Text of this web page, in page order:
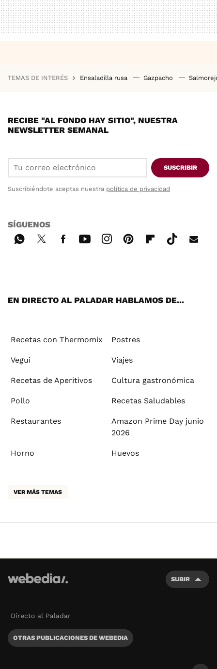
TEMAS DE INTERÉS Ensaladilla rusa Gazpacho
RECIBE "AL FONDO HAY SITIO", NUESTRA
NEWSLETTER SEMANAL
SUSCRIBIR
Suscribiéndote aceptas nuestra política de privacidad
SÍGUENOS
EN DIRECTO AL PALADAR HABLAMOS DE...
Recetas con Thermomix Postres
Vegui Viajes
Recetas de Aperitivos Cultura gastronómica
Pollo Recetas Saludables
Restaurantes
Amazon Prime Day junio
2026
Horno Huevos
VER MÁS TEMAS
SUBIR
Directo al Paladar
OTRAS PUBLICACIONES DE WEBEDIA